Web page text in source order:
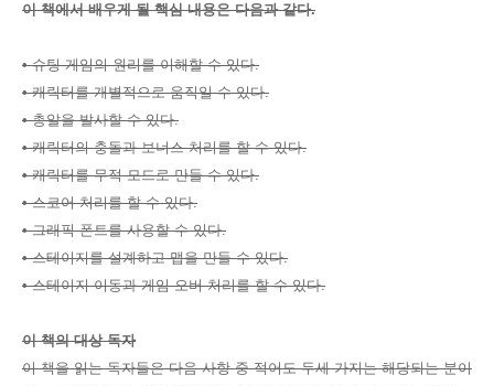
이 책에서 배우게 될 핵심 내용은 다음과 같다.
• 슈팅 게임의 원리를 이해할 수 있다.
• 캐릭터를 개별적으로 움직일 수 있다.
• 총알을 발사할 수 있다.
• 캐릭터의 충돌과 보너스 처리를 할 수 있다.
• 캐릭터를 무적 모드로 만들 수 있다.
• 스코어 처리를 할 수 있다.
• 그래픽 폰트를 사용할 수 있다.
• 스테이지를 설계하고 맵을 만들 수 있다.
• 스테이지 이동과 게임 오버 처리를 할 수 있다.
이 책의 대상 독자
이 책을 읽는 독자들은 다음 사항 중 적어도 두세 가지는 해당되는 분이